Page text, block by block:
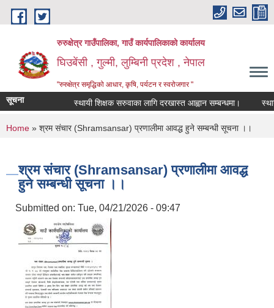
Skip to main content
रुरुक्षेत्र गाउँपालिका, गाउँ कार्यपालिकाको कार्यालय
घिउबेंसी , गुल्मी, लुम्बिनी प्रदेश , नेपाल
"रुरुक्षेत्र समृद्धिको आधार, कृषि, पर्यटन र स्वरोजगार "
सूचना स्थायी शिक्षक सरुवाका लागि दरखास्त आह्वान सम्बन्धमा। स्थायी
You are here
Home » श्रम संचार (Shramsansar) प्रणालीमा आवद्ध हुने सम्बन्धी सूचना ।।
श्रम संचार (Shramsansar) प्रणालीमा आवद्ध
हुने सम्बन्धी सूचना ।।
Submitted on: Tue, 04/21/2026 - 09:47